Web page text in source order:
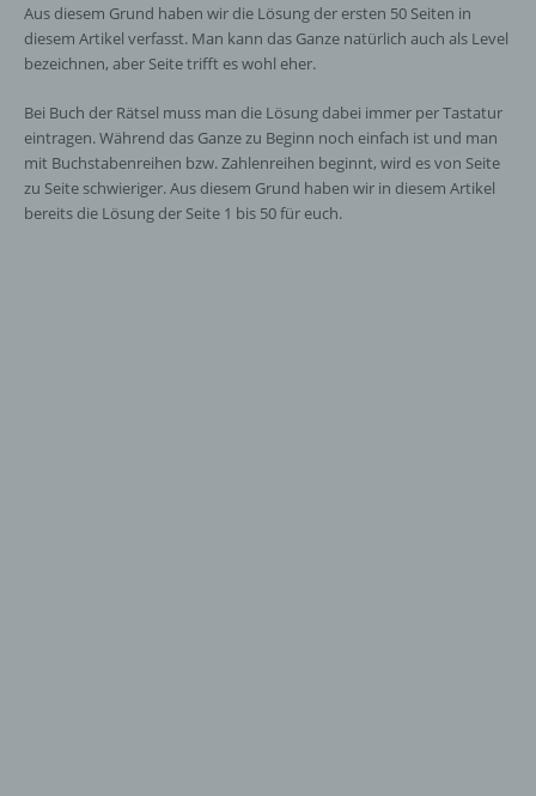
Aus diesem Grund haben wir die Lösung der ersten 50 Seiten in
diesem Artikel verfasst. Man kann das Ganze natürlich auch als Level
bezeichnen, aber Seite trifft es wohl eher.
Bei Buch der Rätsel muss man die Lösung dabei immer per Tastatur
eintragen. Während das Ganze zu Beginn noch einfach ist und man
mit Buchstabenreihen bzw. Zahlenreihen beginnt, wird es von Seite
zu Seite schwieriger. Aus diesem Grund haben wir in diesem Artikel
bereits die Lösung der Seite 1 bis 50 für euch.